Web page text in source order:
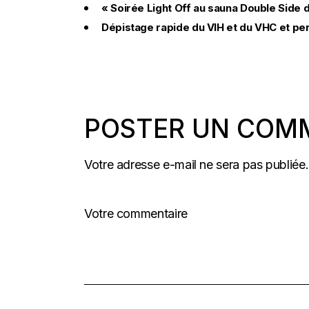
« Soirée Light Off au sauna Double Side
Dépistage rapide du VIH et du VHC et
POSTER UN
Votre adresse e-mail ne sera pas publiée.